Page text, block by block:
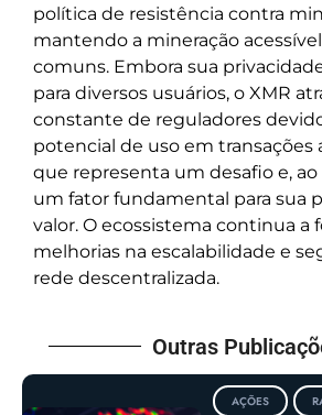
política de resistência contra
mantendo a mineração
comuns. Embora sua
para diversos usuários, o XMR
constante de reguladores
potencial de uso em transações
que representa um desafio e,
um fator fundamental para sua
valor. O ecossistema continua a
melhorias na escalabilidade e
rede descentralizada.
Outras
AÇÕES